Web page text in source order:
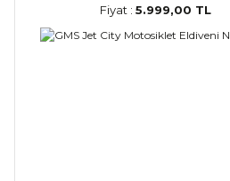
Fiyat : 5.999,00 TL